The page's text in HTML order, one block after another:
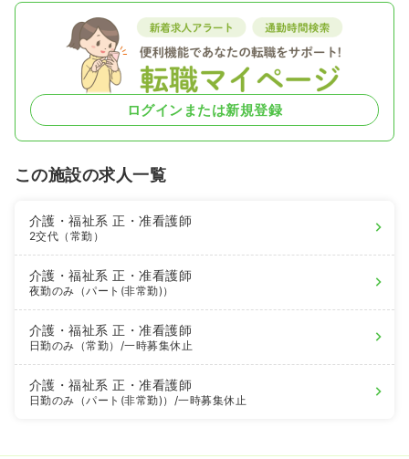
ログインまたは新規登録
この施設の求人一覧
介護・福祉系正・准看護師
2交代（常勤）
介護・福祉系正・准看護師
夜勤のみ（パート(非常勤)）
介護・福祉系正・准看護師
日勤のみ（常勤） /一時募集休止
介護・福祉系正・准看護師
日勤のみ（パート(非常勤)） /一時募集休止